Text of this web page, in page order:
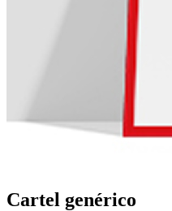
Cartel genérico